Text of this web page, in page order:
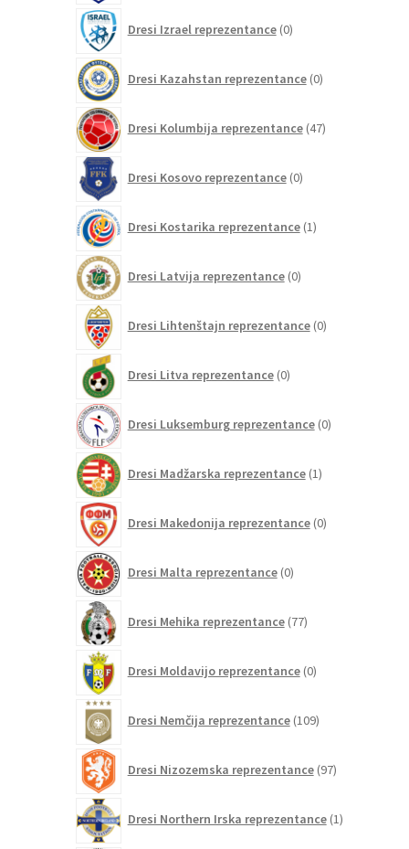
Dresi Izrael reprezentance 0izdelkov
Dresi Kazahstan reprezentance 0izdelkov
Dresi Kolumbija reprezentance 47izdelkov
Dresi Kosovo reprezentance 0izdelkov
Dresi Kostarika reprezentance 1izdelek
Dresi Latvija reprezentance 0izdelkov
Dresi Lihtenštajn reprezentance 0izdelkov
Dresi Litva reprezentance 0izdelkov
Dresi Luksemburg reprezentance 0izdelkov
Dresi Madžarska reprezentance 1izdelek
Dresi Makedonija reprezentance 0izdelkov
Dresi Malta reprezentance 0izdelkov
Dresi Mehika reprezentance 77izdelkov
Dresi Moldavijo reprezentance 0izdelkov
Dresi Nemčija reprezentance 109izdelkov
Dresi Nizozemska reprezentance 97izdelkov
Dresi Northern Irska reprezentance 1izdelek